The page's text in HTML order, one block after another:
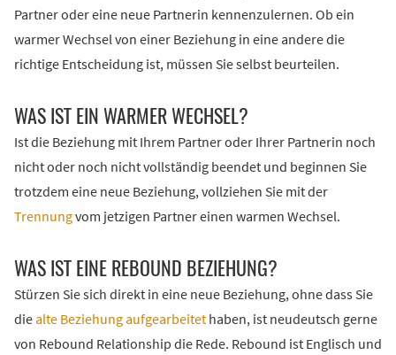
Partner oder eine neue Partnerin kennenzulernen. Ob ein
warmer Wechsel von einer Beziehung in eine andere die
richtige Entscheidung ist, müssen Sie selbst beurteilen.
WAS IST EIN WARMER WECHSEL?
Ist die Beziehung mit Ihrem Partner oder Ihrer Partnerin noch
nicht oder noch nicht vollständig beendet und beginnen Sie
trotzdem eine neue Beziehung, vollziehen Sie mit der
Trennungvom jetzigen Partner einen warmen Wechsel.
WAS IST EINE REBOUND BEZIEHUNG?
Stürzen Sie sich direkt in eine neue Beziehung, ohne dass Sie
die alte Beziehung aufgearbeitet haben, ist neudeutsch gerne
von Rebound Relationship die Rede. Rebound ist Englisch und